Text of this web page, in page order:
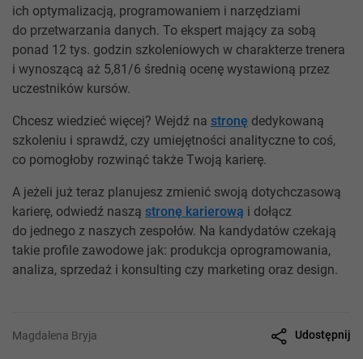
ich optymalizacją, programowaniem i narzędziami
do przetwarzania danych. To ekspert mający za sobą
ponad 12 tys. godzin szkoleniowych w charakterze trenera
i wynoszącą aż 5,81/6 średnią ocenę wystawioną przez
uczestników kursów.
Chcesz wiedzieć więcej? Wejdź na stronę dedykowaną
szkoleniu i sprawdź, czy umiejętności analityczne to coś,
co pomogłoby rozwinąć także Twoją karierę.
A jeżeli już teraz planujesz zmienić swoją dotychczasową
karierę, odwiedź naszą stronę karierową i dołącz
do jednego z naszych zespołów. Na kandydatów czekają
takie profile zawodowe jak: produkcja oprogramowania,
analiza, sprzedaż i konsulting czy marketing oraz design.
Magdalena Bryja Udostępnij